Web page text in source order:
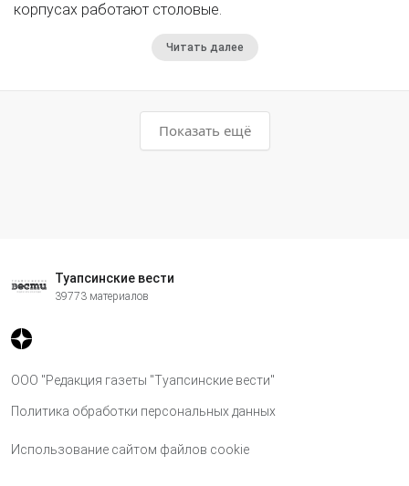
корпусах работают столовые.
Читать далее
Показать ещё
Туапсинские вести
39773 материалов
ООО "Редакция газеты "Туапсинские вести"
Политика обработки персональных данных
Использование сайтом файлов cookie